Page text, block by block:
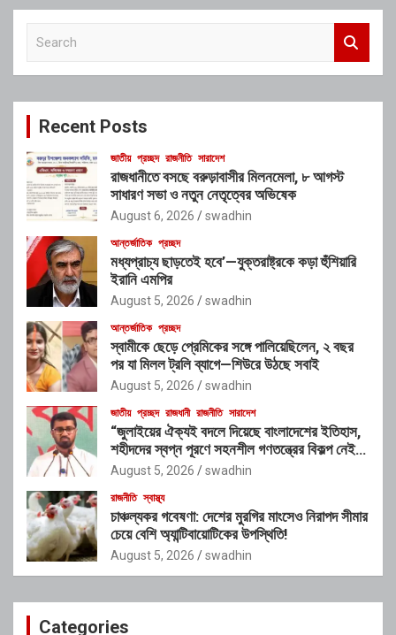
c
Recent Posts
জাতীয় প্রচ্ছদ রাজনীতি সারাদেশ
রাজধানীতে বসছে বরুড়াবাসীর মিলনমেলা, ৮ আগস্ট
সাধারণ সভা ও নতুন নেতৃত্বের অভিষেক
August 6, 2026 swadhin
আন্তর্জাতিক প্রচ্ছদ
মধ্যপ্রাচ্য ছাড়তেই হবে’—যুক্তরাষ্ট্রকে কড়া হুঁশিয়ারি
ইরানি এমপির
August 5, 2026 swadhin
আন্তর্জাতিক প্রচ্ছদ
স্বামীকে ছেড়ে প্রেমিকের সঙ্গে পালিয়েছিলেন, ২ বছর
পর যা মিলল ট্রলি ব্যাগে—শিউরে উঠছে সবাই
August 5, 2026 swadhin
জাতীয় প্রচ্ছদ রাজধানী রাজনীতি সারাদেশ
“জুলাইয়ের ঐক্যই বদলে দিয়েছে বাংলাদেশের ইতিহাস,
শহীদদের স্বপ্ন পূরণে সহনশীল গণতন্ত্রের বিকল্প নেই” :
রাশেদ খাঁন
August 5, 2026 swadhin
রাজনীতি স্বাস্থ্য
চাঞ্চল্যকর গবেষণা: দেশের মুরগির মাংসেও নিরাপদ সীমার
চেয়ে বেশি অ্যান্টিবায়োটিকের উপস্থিতি!
August 5, 2026 swadhin
Categories